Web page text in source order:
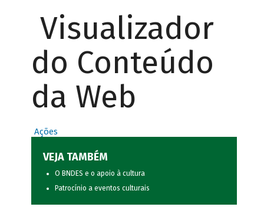
Visualizador
do Conteúdo
da Web
Ações
VEJA TAMBÉM
O BNDES e o apoio à cultura
Patrocínio a eventos culturais